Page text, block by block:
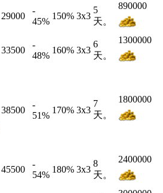
29000
-
45%
150% 3x3
5
天。
890000
33500
-
48%
160% 3x3
6
天。
1300000
38500
-
51%
170% 3x3
7
天。
1800000
45500
-
54%
180% 3x3
8
天。
2400000